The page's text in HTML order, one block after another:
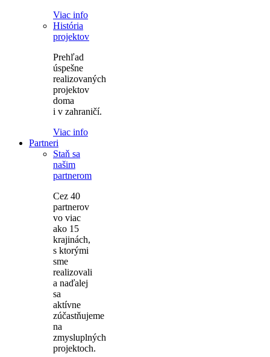
Viac info
História
projektov
Prehľad
úspešne
realizovaných
projektov
doma
i v zahraničí.
Viac info
Partneri
Staň sa
našim
partnerom
Cez 40
partnerov
vo viac
ako 15
krajinách,
s ktorými
sme
realizovali
a naďalej
sa
aktívne
zúčastňujeme
na
zmysluplných
projektoch.